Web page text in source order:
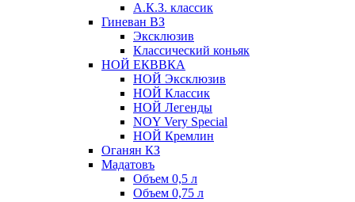
А.К.З. классик
Гиневан ВЗ
Эксклюзив
Классический коньяк
НОЙ ЕКВВКА
НОЙ Эксклюзив
НОЙ Классик
НОЙ Легенды
NOY Very Speсial
НОЙ Кремлин
Оганян КЗ
Мадатовъ
Объем 0,5 л
Объем 0,75 л